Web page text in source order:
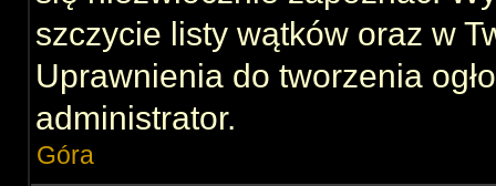
szczycie listy wątków oraz w
Uprawnienia do tworzenia
administrator.
Góra